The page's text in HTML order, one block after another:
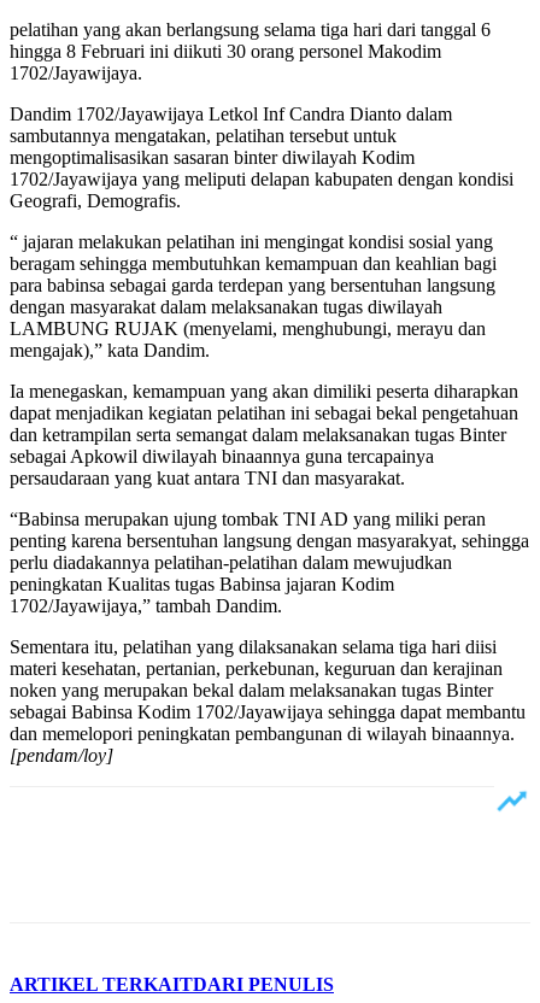
pelatihan yang akan berlangsung selama tiga hari dari tanggal 6
hingga 8 Februari ini diikuti 30 orang personel Makodim
1702/Jayawijaya.
Dandim 1702/Jayawijaya Letkol Inf Candra Dianto dalam
sambutannya mengatakan, pelatihan tersebut untuk
mengoptimalisasikan sasaran binter diwilayah Kodim
1702/Jayawijaya yang meliputi delapan kabupaten dengan kondisi
Geografi, Demografis.
“ jajaran melakukan pelatihan ini mengingat kondisi sosial yang
beragam sehingga membutuhkan kemampuan dan keahlian bagi
para babinsa sebagai garda terdepan yang bersentuhan langsung
dengan masyarakat dalam melaksanakan tugas diwilayah
LAMBUNG RUJAK (menyelami, menghubungi, merayu dan
mengajak),” kata Dandim.
Ia menegaskan, kemampuan yang akan dimiliki peserta diharapkan
dapat menjadikan kegiatan pelatihan ini sebagai bekal pengetahuan
dan ketrampilan serta semangat dalam melaksanakan tugas Binter
sebagai Apkowil diwilayah binaannya guna tercapainya
persaudaraan yang kuat antara TNI dan masyarakat.
“Babinsa merupakan ujung tombak TNI AD yang miliki peran
penting karena bersentuhan langsung dengan masyarakyat, sehingga
perlu diadakannya pelatihan-pelatihan dalam mewujudkan
peningkatan Kualitas tugas Babinsa jajaran Kodim
1702/Jayawijaya,” tambah Dandim.
Sementara itu, pelatihan yang dilaksanakan selama tiga hari diisi
materi kesehatan, pertanian, perkebunan, keguruan dan kerajinan
noken yang merupakan bekal dalam melaksanakan tugas Binter
sebagai Babinsa Kodim 1702/Jayawijaya sehingga dapat membantu
dan memelopori peningkatan pembangunan di wilayah binaannya.
[pendam/loy]
ARTIKEL TERKAITDARI PENULIS